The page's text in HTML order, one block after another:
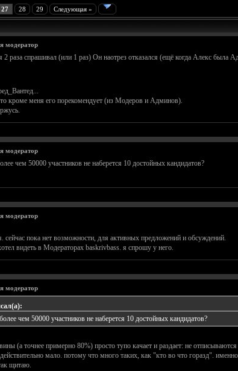
27 28 29 Следующая »
модератор
2 раза спрашивал (или 1 раз) Он наотрез отказался (ещё когда Алекс была
кроме меня его порекомендует (из Модеров и Админов).
модератор
чем 50000 участников не наберется 10 достойных кандидатов?
модератор
сейчас пока нет возможности, для активных предложений и обсуждений.
видеть в Модераторах baskrivbass. я спрошу у него.
модератор
чем 50000 участников не наберется 10 достойных кандидатов?
(а точнее примерно 80%) просто тупо качает и раздает: не
мало. потому что много таких, как "кто во что горазд". именно
щитаю.